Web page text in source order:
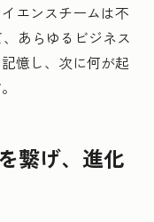
エンスチームは不
あらゆるビジネス
憶し、次に何が起
繋げ、進化